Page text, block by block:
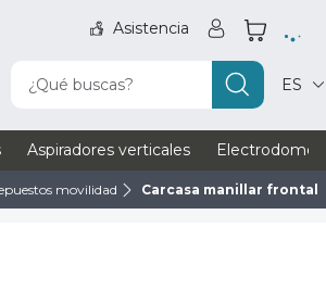
Asistencia
¿Qué buscas? ES
Aspiradores verticales
movilidad Carcasa manillar frontal